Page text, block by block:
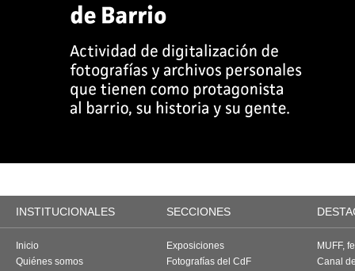
INSTITUCIONALES SECCIONES
Inicio
Quiénes somos
Exposiciones
Fotografías del CdF
MUFF,
Canal